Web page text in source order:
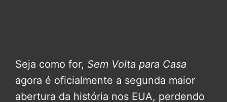
Seja como for, Sem Volta para Casa
agora é oficialmente a segunda maior
abertura da história nos EUA, perdendo